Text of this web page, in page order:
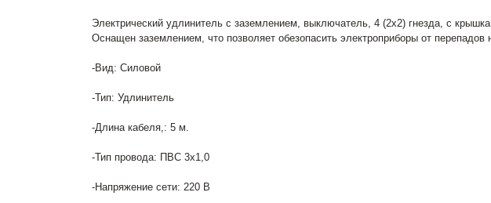
Электрический удлинитель с заземлением, выключатель, 4 (2х2) гнезда, с
Оснащен заземлением, что позволяет обезопасить электроприборы от
-Вид: Силовой
-Тип: Удлинитель
-Длина кабеля,: 5 м.
-Тип провода: ПВС 3х1,0
-Напряжение сети: 220 В